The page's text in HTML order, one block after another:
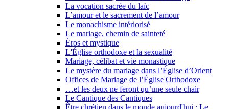
La vocation sacrée du laïc
L’amour et le sacrement de l’amour
Le monachisme intériorisé
Le mariage, chemin de sainteté
Éros et mystique
L'Église orthodoxe et la sexualité
Mariage, célibat et vie monastique
Le mystère du mariage dans l’Église d’Orient
Offices de Mariage de l’Église Orthodoxe
…et les deux ne feront qu’une seule chair
Le Cantique des Cantiques
Être chrétien dans le monde aujourd'hui : Le